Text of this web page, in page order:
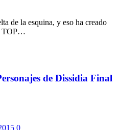
de la esquina, y eso ha creado
TOP…
de Dissidia Final
0